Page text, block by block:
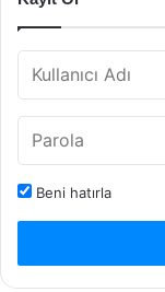
Beni hatırla